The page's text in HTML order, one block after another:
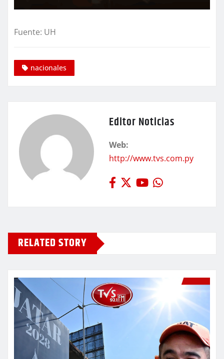
Fuente: UH
nacionales
Editor Noticias
Web:
http://www.tvs.com.py
RELATED STORY